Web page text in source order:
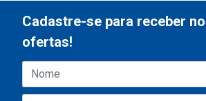
Cadastre-se para receber
ofertas!